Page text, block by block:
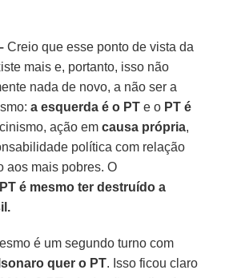
Creio que esse ponto de vista da
mais e, portanto, isso não
nada de novo, a não ser a
a esquerda é o PT e o PT é
ação emcausa própria,
política com relação
aos mais pobres. O
é mesmo ter destruído a
é um segundo turno com
quer o PT. Isso ficou claro